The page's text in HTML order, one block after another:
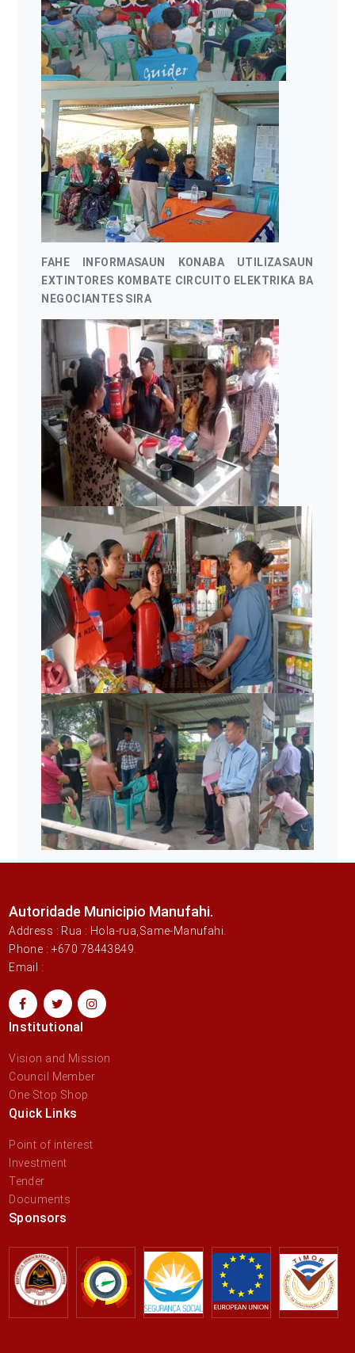
FAHE INFORMASAUN KONABA UTILIZASAUN
EXTINTORES KOMBATE CIRCUITO ELEKTRIKA BA
NEGOCIANTES SIRA
Autoridade Municipio Manufahi.
Address : Rua : Hola-rua,Same-Manufahi.
Phone : +670 78443849.
Email :
Institutional
Vision and Mission
Council Member
One Stop Shop
Quick Links
Point of interest
Investment
Tender
Documents
Sponsors